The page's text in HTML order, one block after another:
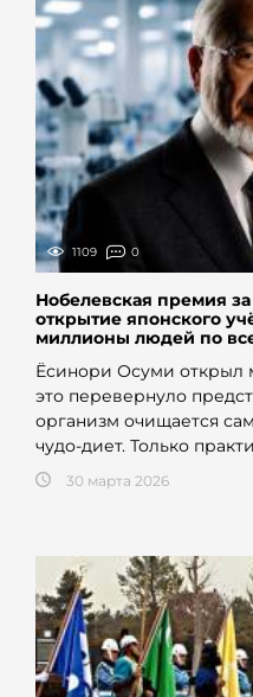
1109 0
Нобелевская премия
открытие японского
миллионы людей по
Ёсинори Осуми открыл
это перевернуло
организм очищается
чудо-диет. Только
30 марта 2026